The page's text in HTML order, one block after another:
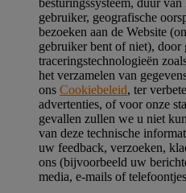
besturingssysteem, duur
gebruiker, geografische
bezoeken aan de Website
gebruiker bent of niet),
traceringstechnologieën
het verzamelen van
ons Cookiebeleid, ter
advertenties, of voor onze
gevallen zullen we u niet
van deze technische
uw feedback, verzoeken,
ons (bijvoorbeeld uw
media, e-mails of